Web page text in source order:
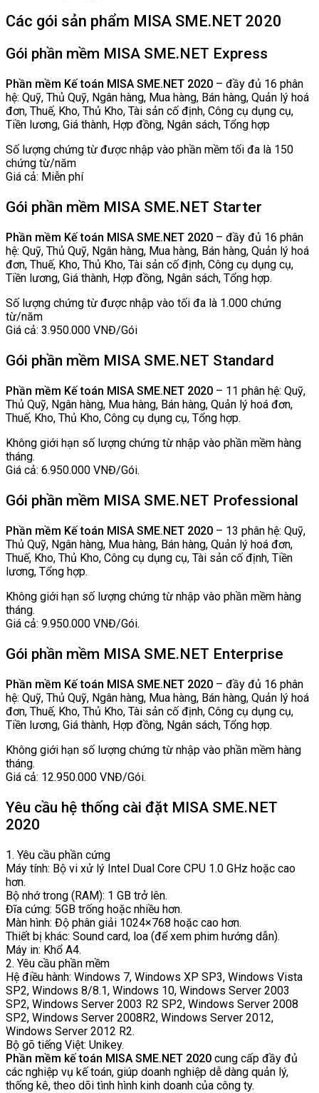
Các gói sản phẩm MISA SME.NET 2020
Gói phần mềm MISA SME.NET Express
Phần mềm Kế toán MISA SME.NET 2020 – đầy đủ 16 phân
hệ: Quỹ, Thủ Quỹ, Ngân hàng, Mua hàng, Bán hàng, Quản lý hoá
đơn, Thuế, Kho, Thủ Kho, Tài sản cố định, Công cụ dụng cụ,
Tiền lương, Giá thành, Hợp đồng, Ngân sách, Tổng hợp
Số lượng chứng từ được nhập vào phần mềm tối đa là 150
chứng từ/năm
Giá cả: Miễn phí
Gói phần mềm MISA SME.NET Starter
Phần mềm Kế toán MISA SME.NET 2020 – đầy đủ 16 phân
hệ: Quỹ, Thủ Quỹ, Ngân hàng, Mua hàng, Bán hàng, Quản lý hoá
đơn, Thuế, Kho, Thủ Kho, Tài sản cố định, Công cụ dụng cụ,
Tiền lương, Giá thành, Hợp đồng, Ngân sách, Tổng hợp.
Số lượng chứng từ được nhập vào tối đa là 1.000 chứng
từ/năm
Giá cả: 3.950.000 VNĐ/Gói
Gói phần mềm MISA SME.NET Standard
Phần mềm Kế toán MISA SME.NET 2020 – 11 phân hệ: Quỹ,
Thủ Quỹ, Ngân hàng, Mua hàng, Bán hàng, Quản lý hoá đơn,
Thuế, Kho, Thủ Kho, Công cụ dụng cụ, Tổng hợp.
Không giới hạn số lượng chứng từ nhập vào phần mềm hàng
tháng.
Giá cả: 6.950.000 VNĐ/Gói.
Gói phần mềm MISA SME.NET Professional
Phần mềm Kế toán MISA SME.NET 2020 – 13 phân hệ: Quỹ,
Thủ Quỹ, Ngân hàng, Mua hàng, Bán hàng, Quản lý hoá đơn,
Thuế, Kho, Thủ Kho, Công cụ dụng cụ, Tài sản cố định, Tiền
lương, Tổng hợp.
Không giới hạn số lượng chứng từ nhập vào phần mềm hàng
tháng.
Giá cả: 9.950.000 VNĐ/Gói.
Gói phần mềm MISA SME.NET Enterprise
Phần mềm Kế toán MISA SME.NET 2020 – đầy đủ 16 phân
hệ: Quỹ, Thủ Quỹ, Ngân hàng, Mua hàng, Bán hàng, Quản lý hoá
đơn, Thuế, Kho, Thủ Kho, Tài sản cố định, Công cụ dụng cụ,
Tiền lương, Giá thành, Hợp đồng, Ngân sách, Tổng hợp.
Không giới hạn số lượng chứng từ nhập vào phần mềm hàng
tháng.
Giá cả: 12.950.000 VNĐ/Gói.
Yêu cầu hệ thống cài đặt MISA SME.NET
2020
1. Yêu cầu phần cứng
Máy tính: Bộ vi xử lý Intel Dual Core CPU 1.0 GHz hoặc cao
hơn.
Bộ nhớ trong (RAM): 1 GB trở lên.
Đĩa cứng: 5GB trống hoặc nhiều hơn.
Màn hình: Độ phân giải 1024×768 hoặc cao hơn.
Thiết bị khác: Sound card, loa (để xem phim hướng dẫn).
Máy in: Khổ A4.
2. Yêu cầu phần mềm
Hệ điều hành: Windows 7, Windows XP SP3, Windows Vista
SP2, Windows 8/8.1, Windows 10, Windows Server 2003
SP2, Windows Server 2003 R2 SP2, Windows Server 2008
SP2, Windows Server 2008R2, Windows Server 2012,
Windows Server 2012 R2.
Bộ gõ tiếng Việt: Unikey.
Phần mềm kế toán MISA SME.NET 2020 cung cấp đầy đủ
các nghiệp vụ kế toán, giúp doanh nghiệp dễ dàng quản lý,
thống kê, theo dõi tình hình kinh doanh của công ty.